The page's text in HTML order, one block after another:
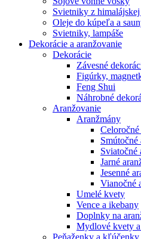
Svietniky z
Oleje do kúpeľa a
Svietniky, lampáše
Dekorácie a aranžovanie
Dekorácie
Závesné
Figúrky,
Feng Shui
Náhrobné
Aranžovanie
Aranžmány
Smútočné
Sviatočné
Jarné
Jesenné
Vianočné
Umelé kvety
Vence a ikebany
Doplnky na
Mydlové kvety
Peňaženky a kľúčenky